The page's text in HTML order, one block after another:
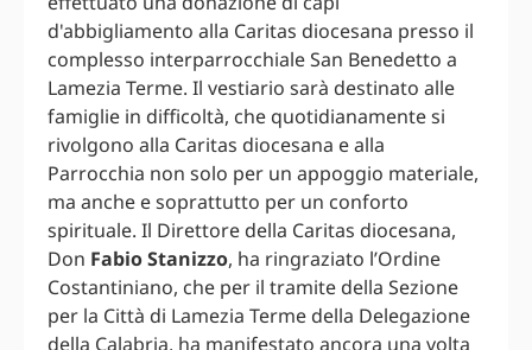
d'abbigliamento alla Caritas diocesana presso il
complesso interparrocchiale San Benedetto a
Lamezia Terme. Il vestiario sarà destinato alle
famiglie in difficoltà, che quotidianamente si
rivolgono alla Caritas diocesana e alla
Parrocchia non solo per un appoggio materiale,
ma anche e soprattutto per un conforto
spirituale. Il Direttore della Caritas diocesana,
Don Fabio Stanizzo, ha ringraziato l’Ordine
Costantiniano, che per il tramite della Sezione
per la Città di Lamezia Terme della Delegazione
della Calabria, ha manifestato ancora una volta